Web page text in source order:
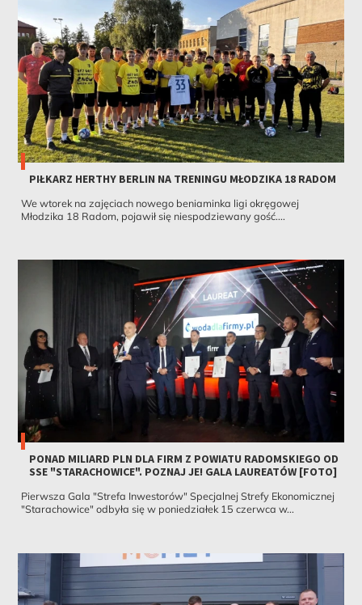
PIŁKARZ HERTHY BERLIN NA TRENINGU MŁODZIKA 18 RADOM
We wtorek na zajęciach nowego beniaminka ligi okręgowej
Młodzika 18 Radom, pojawił się niespodziewany gość....
PONAD MILIARD PLN DLA FIRM Z POWIATU RADOMSKIEGO OD
SSE "STARACHOWICE". POZNAJ JE! GALA LAUREATÓW [FOTO]
Pierwsza Gala "Strefa Inwestorów" Specjalnej Strefy Ekonomicznej
"Starachowice" odbyła się w poniedziałek 15 czerwca w...